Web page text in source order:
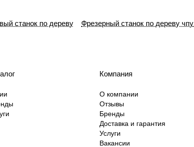
станок по дереву Фрезерный станок по дереву чпу
Компания
О компании
Отзывы
Бренды
Доставка и гарантия
Услуги
Вакансии